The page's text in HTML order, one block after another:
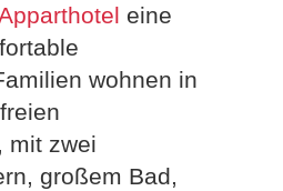
eine
wohnen in
mit zwei
großem Bad,